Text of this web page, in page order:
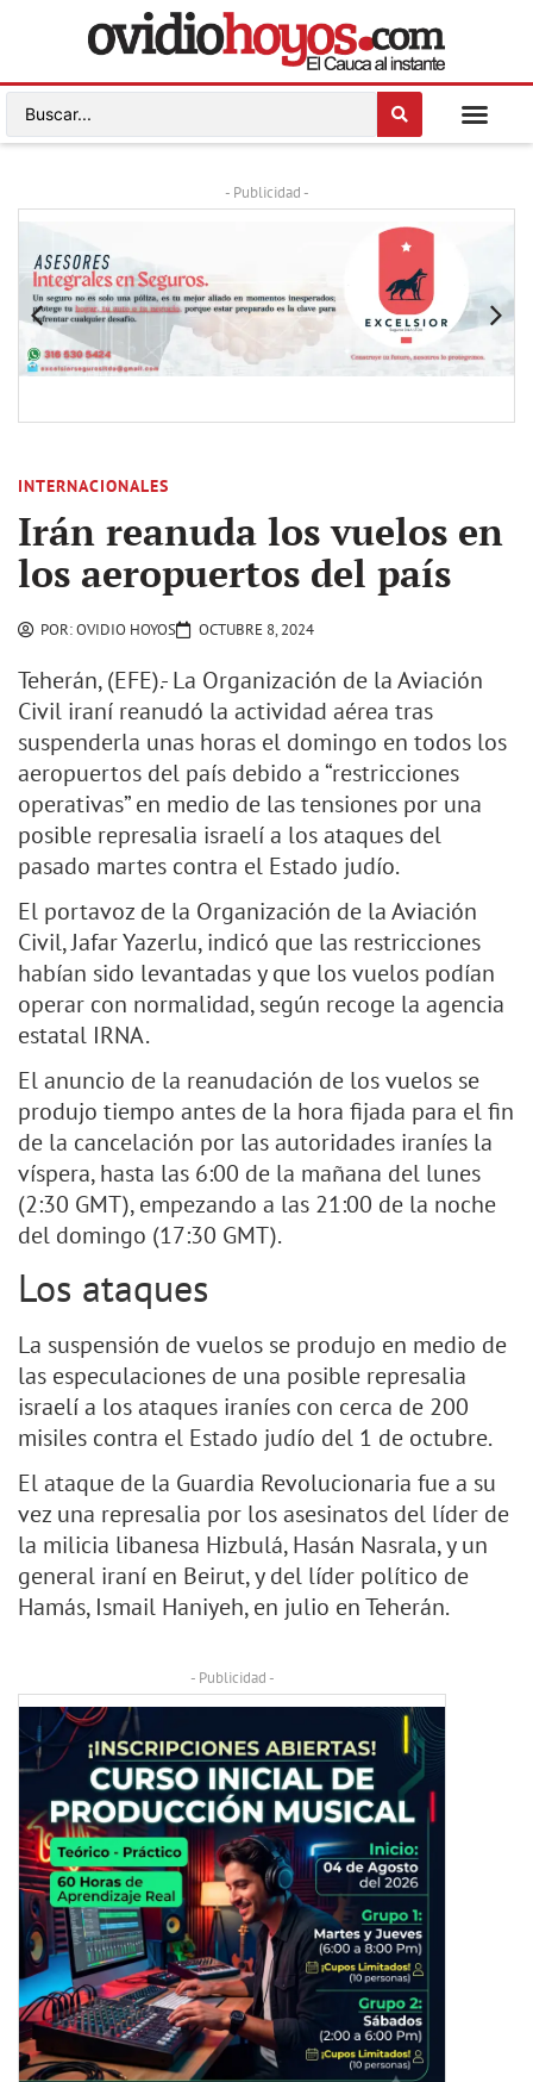
- Publicidad -
INTERNACIONALES
Irán reanuda los vuelos en
los aeropuertos del país
POR:OVIDIO HOYOS OCTUBRE 8, 2024
Teherán, (EFE).- La Organización de la Aviación
Civil iraní reanudó la actividad aérea tras
suspenderla unas horas el domingo en todos los
aeropuertos del país debido a “restricciones
operativas” en medio de las tensiones por una
posible represalia israelí a los ataques del
pasado martes contra el Estado judío.
El portavoz de la Organización de la Aviación
Civil, Jafar Yazerlu, indicó que las restricciones
habían sido levantadas y que los vuelos podían
operar con normalidad, según recoge la agencia
estatal IRNA.
El anuncio de la reanudación de los vuelos se
produjo tiempo antes de la hora fijada para el fin
de la cancelación por las autoridades iraníes la
víspera, hasta las 6:00 de la mañana del lunes
(2:30 GMT), empezando a las 21:00 de la noche
del domingo (17:30 GMT).
Los ataques
La suspensión de vuelos se produjo en medio de
las especulaciones de una posible represalia
israelí a los ataques iraníes con cerca de 200
misiles contra el Estado judío del 1 de octubre.
El ataque de la Guardia Revolucionaria fue a su
vez una represalia por los asesinatos del líder de
la milicia libanesa Hizbulá, Hasán Nasrala, y un
general iraní en Beirut, y del líder político de
Hamás, Ismail Haniyeh, en julio en Teherán.
- Publicidad -